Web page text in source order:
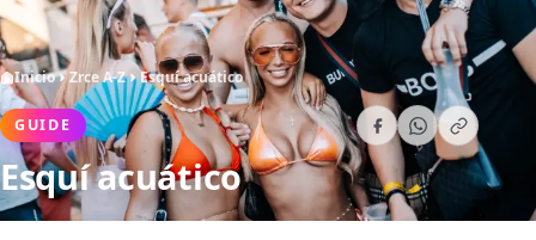
Inicio Zrce A-Z Esquí acuático
GUIDE
Esquí acuático